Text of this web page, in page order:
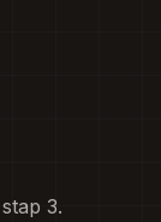
3.